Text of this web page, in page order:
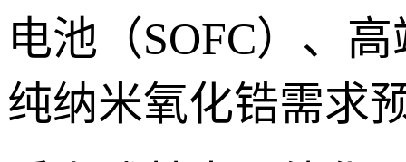
电池（SOFC）、
纯纳米氧化锆需求